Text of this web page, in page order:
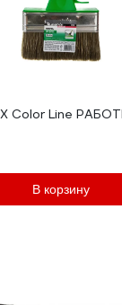
Color Line
В корзину